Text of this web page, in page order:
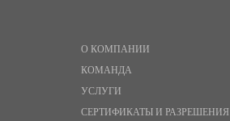
О КОМПАНИИ
КОМАНДА
УСЛУГИ
СЕРТИФИКАТЫ И РАЗРЕШЕНИЯ